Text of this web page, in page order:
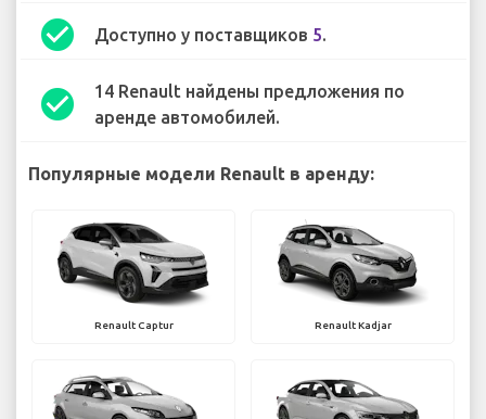
check_circle Доступно у поставщиков 5.
check_circle
14 Renault найдены предложения по
аренде автомобилей.
Популярные модели Renault в аренду:
Renault Captur Renault Kadjar